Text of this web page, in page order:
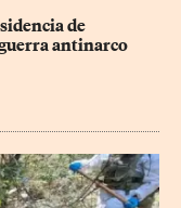
de
antinarco